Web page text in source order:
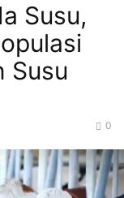
Susu,
Susu
0